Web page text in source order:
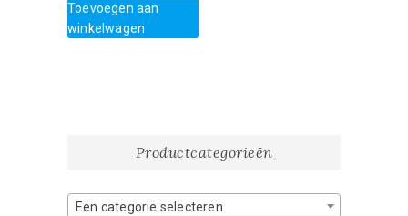
Toevoegen aan
winkelwagen
Productcategorieën
Een categorie selecteren